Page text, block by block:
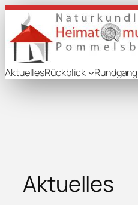
Zum
Inhalt
springen
AktuellesRückblick Rundgang
Aktuelles